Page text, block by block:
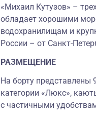
«Михаил Кутузов» –
обладает хорошими
водохранилищам и
России – от Санкт-
РАЗМЕЩЕНИЕ
На борту
категории «Люкс»,
с частичными